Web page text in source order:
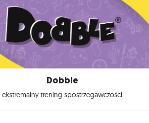
Dobble
ekstremalny trening spostrzegawczości